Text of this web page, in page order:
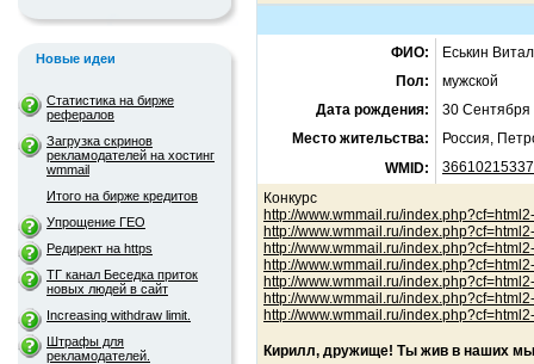
Новые идеи
Статистика на бирже
рефералов
Загрузка скринов
рекламодателей на хостинг
wmmail
Итого на бирже кредитов
Упрощение ГЕО
Редирект на https
ТГ канал Беседка приток
новых людей в сайт
Increasing withdraw limit.
Штрафы для
рекламодателей.
ФИО:
Еськин
Пол:
мужской
Дата рождения:
30 Сентября
Место жительства:
Россия,
WMID:
Конкурс
http://www.wmmail.ru/
http://www.wmmail.ru/
http://www.wmmail.ru/
http://www.wmmail.ru/
http://www.wmmail.ru/
http://www.wmmail.ru/
http://www.wmmail.ru/
Кирилл, дружище! Ты жив в наших